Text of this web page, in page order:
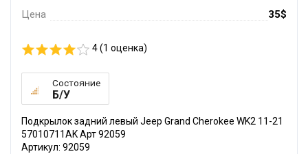
Цена
35$
4 (1 оценка)
Состояние
Б/У
Подкрылок задний левый Jeep Grand Cherokee WK2 11-21
57010711AK Арт 92059
Артикул: 92059